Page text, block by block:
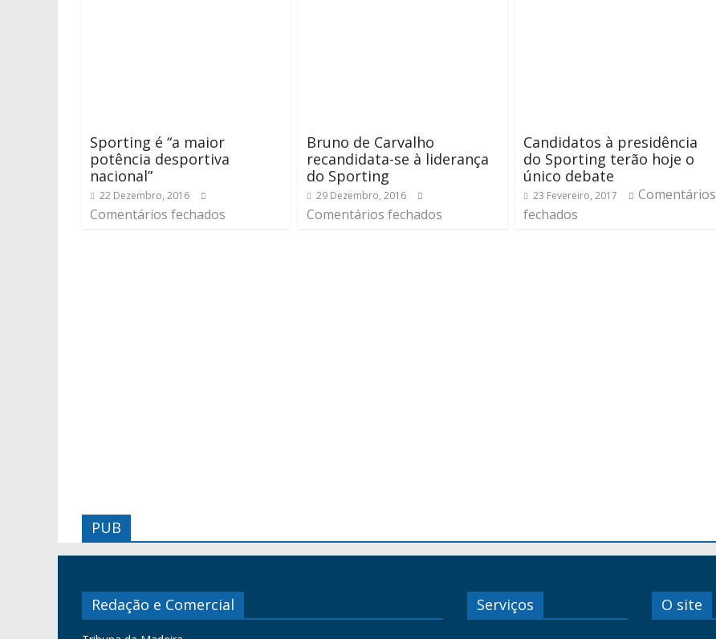
Sporting é “a maior
potência desportiva
nacional”
22 Dezembro, 2016
Comentários fechados
Bruno de Carvalho
recandidata-se à liderança
do Sporting
29 Dezembro, 2016
Comentários fechados
Candidatos à presidência
do Sporting terão hoje o
único debate
23 Fevereiro, 2017
Comentários
fechados
PUB
Redação e Comercial Serviços O site